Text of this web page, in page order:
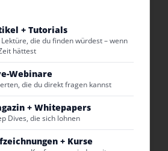
+ Tutorials
Lektüre, die du finden würdest – wenn
hättest
Webinare
die du direkt fragen kannst
+ Whitepapers
Dives, die sich lohnen
+ Kurse